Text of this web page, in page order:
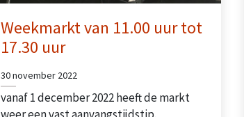
Weekmarkt van 11.00 uur tot
17.30 uur
30 november 2022
vanaf 1 december 2022 heeft de markt
weer een vast aanvangstijdstip.